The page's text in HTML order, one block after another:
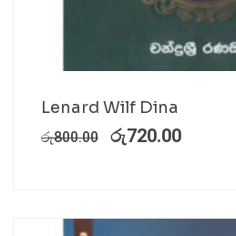
Lenard Wilf Dina
රු800.00 රු720.00